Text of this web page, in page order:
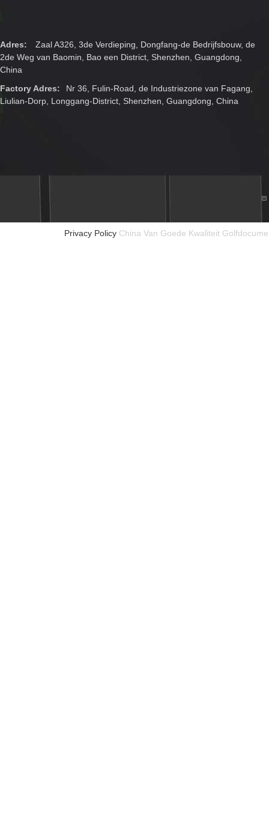
Adres:
Zaal A326, 3de Verdieping, Dongfang-de Bedrijfsbouw, de
2de Weg van Baomin, Bao een District, Shenzhen, Guangdong,
China
Factory Adres:
Nr 36, Fulin-Road, de Industriezone van Fagang,
Liulian-Dorp, Longgang-District, Shenzhen, Guangdong, China
Privacy Policy China Van Goede Kwaliteit